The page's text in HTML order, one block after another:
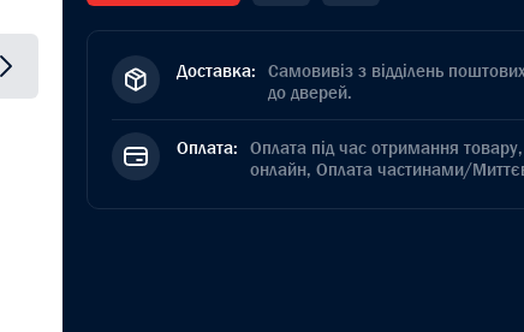
Доставка: Самовивіз з відділень
до дверей.
Оплата: Оплата під час отримання
онлайн, Оплата частинами/